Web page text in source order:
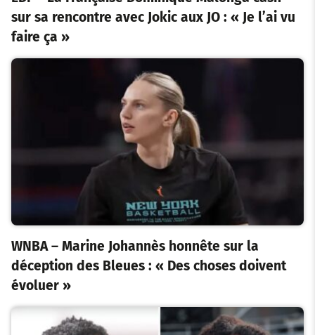
sur sa rencontre avec Jokic aux JO : « Je l’ai vu
faire ça »
WNBA – Marine Johannès honnête sur la
déception des Bleues : « Des choses doivent
évoluer »